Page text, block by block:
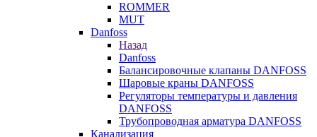
ROMMER
MUT
Danfoss
Назад
Danfoss
Балансировочные клапаны DANFOSS
Шаровые краны DANFOSS
Регуляторы температуры и давления
DANFOSS
Трубопроводная арматура DANFOSS
Канализация